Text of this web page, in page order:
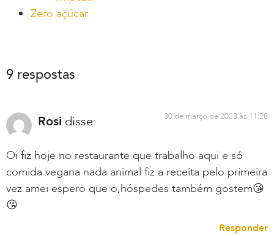
Zero açúcar
9 respostas
Rosi disse: 30 de março de 2023 às 11:28
Oi fiz hoje no restaurante que trabalho aqui e só
comida vegana nada animal fiz a receita pelo primeira
vez amei espero que o,hóspedes também gostem😘
😘
Responder